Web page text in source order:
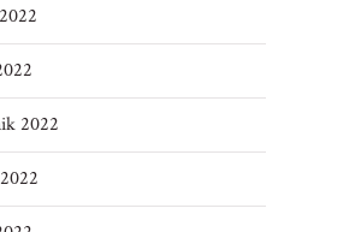
2022